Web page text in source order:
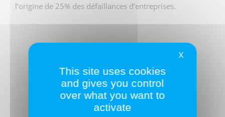
l’origine de 25% des défaillances d’entreprises.
Partagez ce texte !
FacebookTwitter
X
This site uses cookies
and gives you control
over what you want to
activate